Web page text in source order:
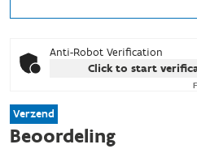
Anti-Robot Verification
Click to start
Verzend
Beoordeling